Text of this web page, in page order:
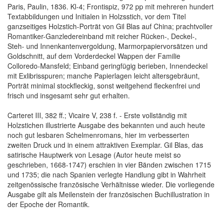
Paris, Paulin, 1836. Kl-4; Frontispiz, 972 pp mit mehreren hundert
Textabbildungen und Initialen in Holzsstich, vor dem Titel
ganzseitiges Holzstich-Porträt von Gil Blas auf China; prachtvoller
Romantiker-Ganzledereinband mit reicher Rücken-, Deckel-,
Steh- und Innenkantenvergoldung, Marmorpapiervorsätzen und
Goldschnitt, auf dem Vorderdeckel Wappen der Familie
Colloredo-Mansfeld; Einband geringfügig berieben, Innendeckel
mit Exlibrisspuren; manche Papierlagen leicht altersgebräunt,
Porträt minimal stockfleckig, sonst weitgehend fleckenfrei und
frisch und insgesamt sehr gut erhalten.
Carteret III, 382 ff.; Vicaire V, 238 f. - Erste vollständig mit
Holzstichen illustrierte Ausgabe des bekannten und auch heute
noch gut lesbaren Schelmenromans, hier im verbesserten
zweiten Druck und in einem attraktiven Exemplar. Gil Blas, das
satirische Hauptwerk von Lesage (Autor heute meist so
geschrieben, 1668-1747) erschien in vier Bänden zwischen 1715
und 1735; die nach Spanien verlegte Handlung gibt in Wahrheit
zeitgenössische französische Verhältnisse wieder. Die vorliegende
Ausgabe gilt als Meilenstein der französischen Buchillustration in
der Epoche der Romantik.